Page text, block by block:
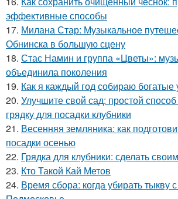
эффективные способы
17. Милана Стар: Музыкальное
Обнинска в большую сцену
18. Стас Намин и группа «Цветы»:
объединила поколения
19. Как я каждый год собираю богатые
20. Улучшите свой сад: простой способ
грядку для посадки клубники
21. Весенняя земляника: как
посадки осенью
22. Грядка для клубники: сделать
23. Кто Такой Кай Метов
24. Время сбора: когда убирать тыкву